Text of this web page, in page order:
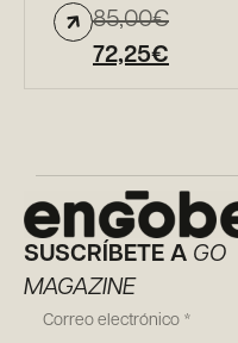
85,00€
72,25€
SUSCRÍBETE A GO
MAGAZINE